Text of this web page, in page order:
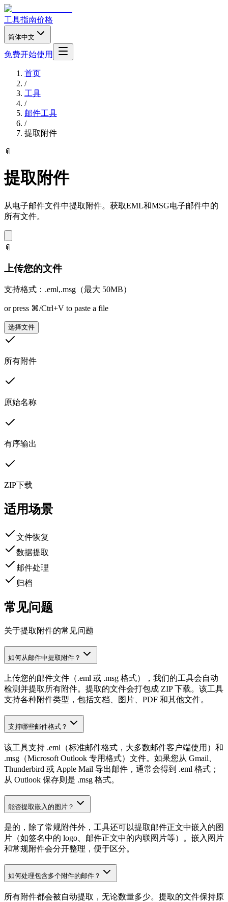
工具指南价格
简体中文
免费开始使用
首页
/
工具
/
邮件工具
/
提取附件
📎
提取附件
从电子邮件文件中提取附件。获取EML和MSG电子邮件中的
所有文件。
📎
上传您的文件
支持格式：.eml,.msg（最大 50MB）
or press ⌘/Ctrl+V to paste a file
选择文件
所有附件
原始名称
有序输出
ZIP下载
适用场景
文件恢复
数据提取
邮件处理
归档
常见问题
关于提取附件的常见问题
如何从邮件中提取附件？
上传您的邮件文件（.eml 或 .msg 格式），我们的工具会自动
检测并提取所有附件。提取的文件会打包成 ZIP 下载。该工具
支持各种附件类型，包括文档、图片、PDF 和其他文件。
支持哪些邮件格式？
该工具支持 .eml（标准邮件格式，大多数邮件客户端使用）和
.msg（Microsoft Outlook 专用格式）文件。如果您从 Gmail、
Thunderbird 或 Apple Mail 导出邮件，通常会得到 .eml 格式；
从 Outlook 保存则是 .msg 格式。
能否提取嵌入的图片？
是的，除了常规附件外，工具还可以提取邮件正文中嵌入的图
片（如签名中的 logo、邮件正文中的内联图片等）。嵌入图片
和常规附件会分开整理，便于区分。
如何处理包含多个附件的邮件？
所有附件都会被自动提取，无论数量多少。提取的文件保持原